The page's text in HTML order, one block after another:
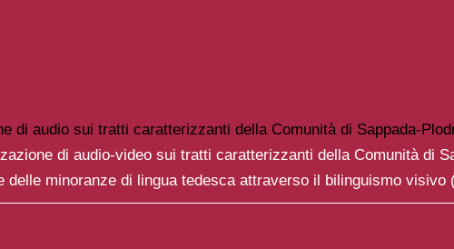
di audio sui tratti caratterizzanti della Comunità di Sappada-
di audio-video sui tratti caratterizzanti della Comunità di
delle minoranze di lingua tedesca attraverso il bilinguismo visivo